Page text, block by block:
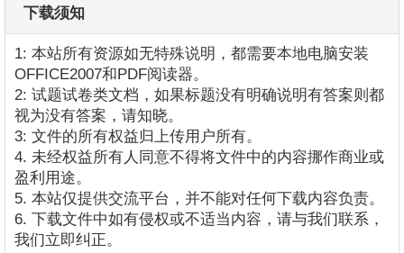
下载须知
1: 本站所有资源如无特殊说明，都需要本地电脑安装
OFFICE2007和PDF阅读器。
2: 试题试卷类文档，如果标题没有明确说明有答案则都
视为没有答案，请知晓。
3: 文件的所有权益归上传用户所有。
4. 未经权益所有人同意不得将文件中的内容挪作商业或
盈利用途。
5. 本站仅提供交流平台，并不能对任何下载内容负责。
6. 下载文件中如有侵权或不适当内容，请与我们联系，
我们立即纠正。